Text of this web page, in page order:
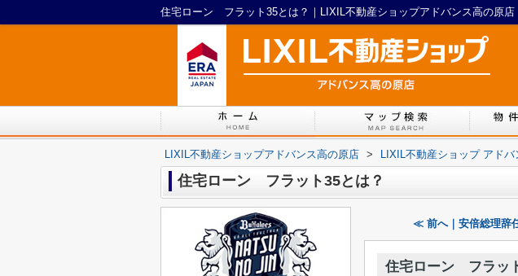
住宅ローン フラット35とは？｜LIXIL不動産ショップアドバンス高の原店
LIXIL不動産ショップアドバンス高の原店 > LIXIL不動産ショップ アド
住宅ローン フラット35とは？
≪ 前へ｜安倍総理辞
住宅ローン フラッ